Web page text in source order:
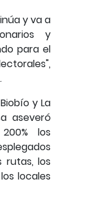
y va a
y
para el
y La
aseveró
los
rutas, los
locales